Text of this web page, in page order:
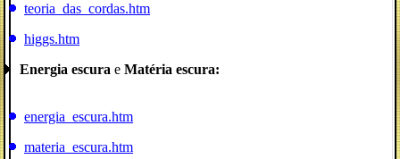
teoria_das_cordas.htm
higgs.htm
Energia escura e Matéria escura:
energia_escura.htm
materia_escura.htm